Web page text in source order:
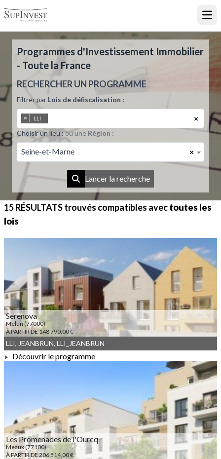
Programmes d'Investissement Immobilier
- Toute la France
RECHERCHER UN PROGRAMME
Filtrer par Lois de défiscalisation :
×
× LLI
Choisir un lieu :ou une Région :
×
Seine-et-Marne
Lancer la recherche
15 RÉSULTATStrouvés compatibles avectoutes les
lois
Serenova
Melun (77000)
À PARTIR DE 148 790,00 €
LLI, JEANBRUN, LLI_JEANBRUN
Découvrir le programme
Les Promenades de l'Ourcq
Meaux (77100)
À PARTIR DE 206 514,00 €